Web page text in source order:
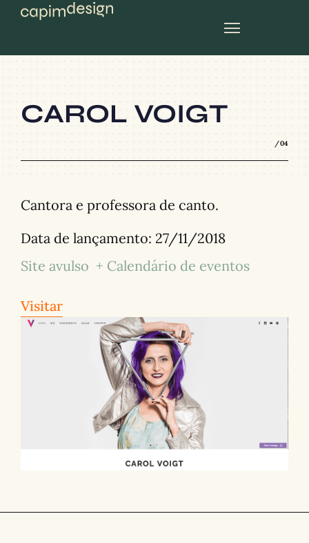
CAROL VOIGT
/04
Cantora e professora de canto.
Data de lançamento: 27/11/2018
Site avulso + Calendário de eventos
Visitar